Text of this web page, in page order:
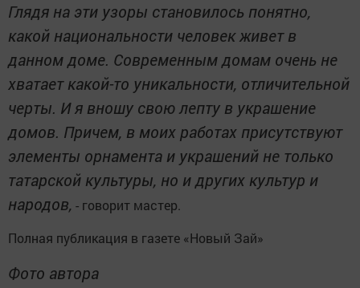
Глядя на эти узоры становилось понятно,
какой национальности человек живет в
данном доме. Современным домам очень не
хватает какой-то уникальности, отличительной
черты. И я вношу свою лепту в украшение
домов. Причем, в моих работах присутствуют
элементы орнамента и украшений не только
татарской культуры, но и других культур и
народов, - говорит мастер.
Полная публикация в газете «Новый Зай»
Фото автора